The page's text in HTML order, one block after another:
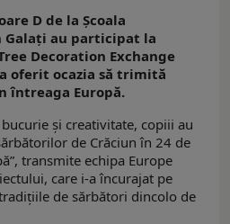
D de la Școala
Galați au participat la
Decoration Exchange
oferit ocazia să trimită
întreaga Europă.
și creativitate, copiii au
de Crăciun în 24 de
transmite echipa Europe
care i-a încurajat pe
de sărbători dincolo de